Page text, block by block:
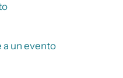
un evento